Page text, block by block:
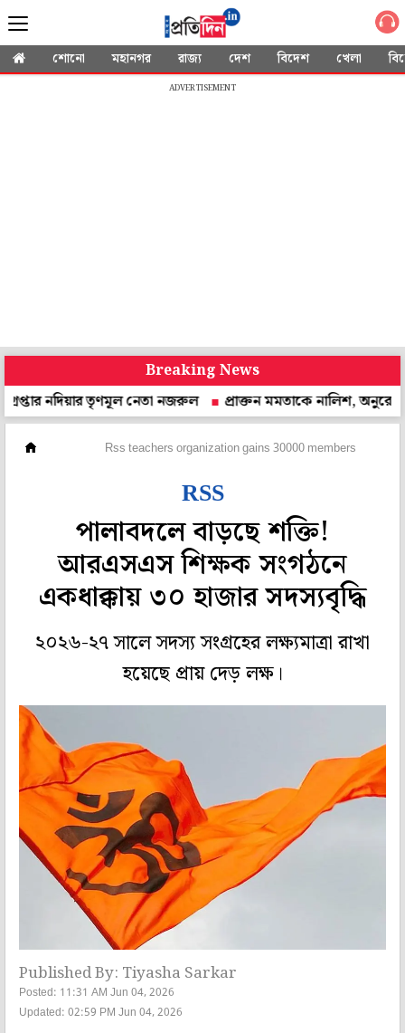
শোনো মহানগর রাজ্য দেশ বিদেশ খেলা
ADVERTISEMENT
Breaking News
তৃণমূল নেতা নজরুল
প্রাক্তন মমতাকে নালিশ, অনুরোধ করে চিঠি!
Rss teachers organization gains 30000 members
RSS
পালাবদলে বাড়ছে শক্তি!
আরএসএস শিক্ষক সংগঠনে
একধাক্কায় ৩০ হাজার সদস্যবৃদ্ধি
২০২৬-২৭ সালে সদস্য সংগ্রহের লক্ষ্যমাত্রা রাখা
হয়েছে প্রায় দেড় লক্ষ।
Published By: Tiyasha Sarkar
Posted: 11:31 AM Jun 04, 2026
Updated: 02:59 PM Jun 04, 2026